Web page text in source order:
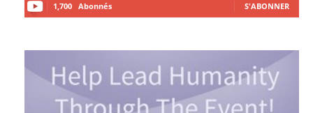
1,700 Abonnés S'ABONNER